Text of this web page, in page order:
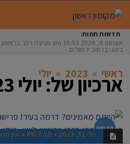
חדשות חמות:
אוגוסט 6, 2026
10:53 am
בינוני ברחוב ירושלים
ראשי »
2023
» יולי
ארכיון של:יולי 2023
חדשות
יולי 31, 2023 7:10 PM אין